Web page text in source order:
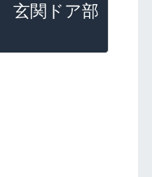
玄関ドア部